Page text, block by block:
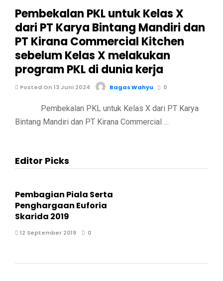
Pembekalan PKL untuk Kelas X
dari PT Karya Bintang Mandiri dan
PT Kirana Commercial Kitchen
sebelum Kelas X melakukan
program PKL di dunia kerja
Posted On 13 Juni 2024 Bagas Wahyu 0
Pembekalan PKL untuk Kelas X dari PT Karya
Bintang Mandiri dan PT Kirana Commercial …
Editor Picks
Pembagian Piala Serta
Penghargaan Euforia
Skarida 2019
12 September 2019 0